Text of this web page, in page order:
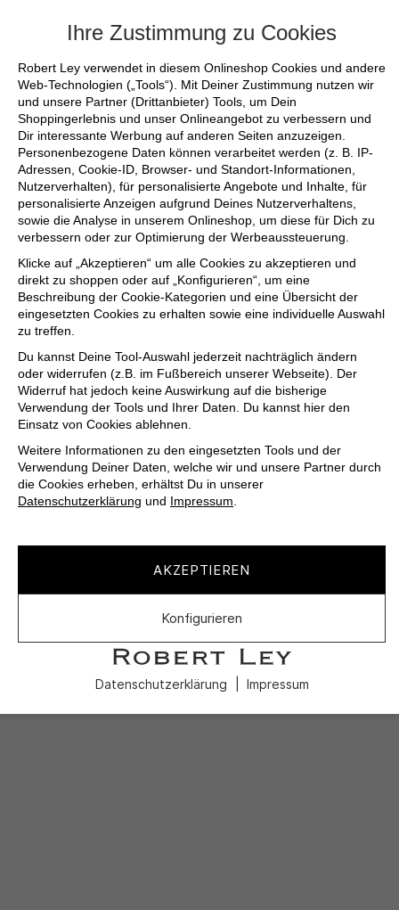
Ihre Zustimmung zu Cookies
Robert Ley verwendet in diesem Onlineshop Cookies und andere
Web-Technologien („Tools“). Mit Deiner Zustimmung nutzen wir
und unsere Partner (Drittanbieter) Tools, um Dein
Shoppingerlebnis und unser Onlineangebot zu verbessern und
Dir interessante Werbung auf anderen Seiten anzuzeigen.
Personenbezogene Daten können verarbeitet werden (z. B. IP-
Adressen, Cookie-ID, Browser- und Standort-Informationen,
Nutzerverhalten), für personalisierte Angebote und Inhalte, für
personalisierte Anzeigen aufgrund Deines Nutzerverhaltens,
sowie die Analyse in unserem Onlineshop, um diese für Dich zu
verbessern oder zur Optimierung der Werbeaussteuerung.
Klicke auf „Akzeptieren“ um alle Cookies zu akzeptieren und
direkt zu shoppen oder auf „Konfigurieren“, um eine
Beschreibung der Cookie-Kategorien und eine Übersicht der
eingesetzten Cookies zu erhalten sowie eine individuelle Auswahl
zu treffen.
Du kannst Deine Tool-Auswahl jederzeit nachträglich ändern
oder widerrufen (z.B. im Fußbereich unserer Webseite). Der
Widerruf hat jedoch keine Auswirkung auf die bisherige
Verwendung der Tools und Ihrer Daten. Du kannst hier den
Einsatz von Cookies ablehnen.
Weitere Informationen zu den eingesetzten Tools und der
Verwendung Deiner Daten, welche wir und unsere Partner durch
die Cookies erheben, erhältst Du in unserer
Datenschutzerklärung und Impressum.
AKZEPTIEREN
Konfigurieren
Datenschutzerklärung Impressum